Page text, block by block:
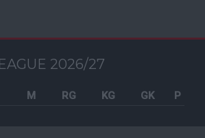
2026/27
M RG KG GK P